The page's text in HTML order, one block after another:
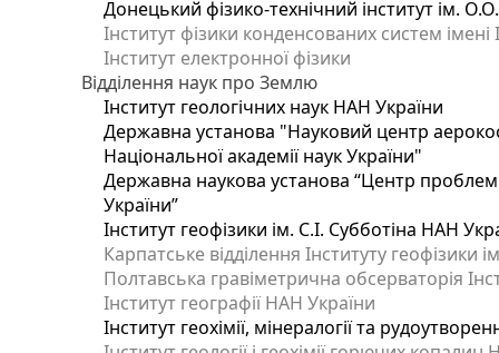
Донецький фізико-технічний інститут ім.
Інститут фізики конденсованих систем
Інститут електронної фізики
Відділення наук про Землю
Інститут геологічних наук НАН України
Державна установа "Науковий центр
Національної академії наук України"
Державна наукова установа “Центр проблем
України”
Інститут геофізики ім. С.І. Субботіна НАН
Карпатське відділення Інституту геофізики
Полтавська гравіметрична обсерваторія
Інститут географії НАН України
Інститут геохімії, мінералогії та